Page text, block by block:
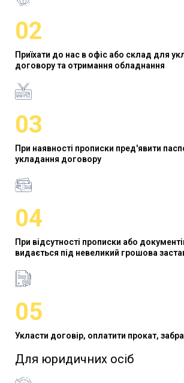
02
Приїхати до нас в офіс або склад для
договору та отримання обладнання
03
При наявності прописки пред'явити
укладання договору
04
При відсутності прописки або
видається під невеликий грошова
05
Укласти договір, оплатити прокат,
Для юридичних осіб​